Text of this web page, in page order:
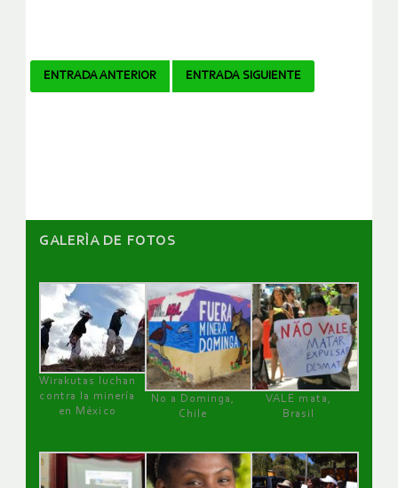
Navegador
ENTRADA ANTERIOR ENTRADA SIGUIENTE
GALERÌA DE FOTOS
Wirakutas luchan
contra la minería
en México
No a Dominga,
Chile
VALE mata,
Brasil